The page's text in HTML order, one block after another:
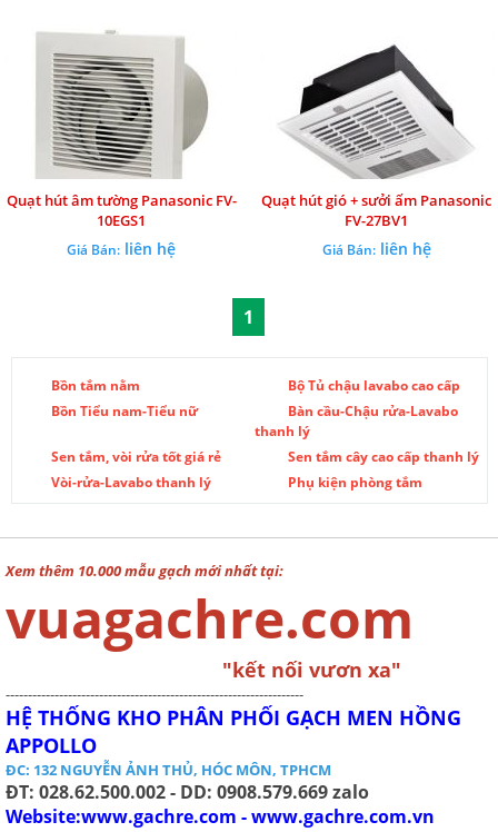
Quạt hút âm tường Panasonic FV-
10EGS1
Giá Bán: liên hệ
Quạt hút gió + sưởi ấm Panasonic
FV-27BV1
Giá Bán:liên hệ
1
Bồn tắm nằm
Bộ Tủ chậu lavabo cao cấp
Bồn Tiểu nam-Tiểu nữ
Bàn cầu-Chậu rửa-Lavabo
thanh lý
Sen tắm, vòi rửa tốt giá rẻ
Sen tắm cây cao cấp thanh lý
Vòi-rửa-Lavabo thanh lý
Phụ kiện phòng tắm
Xem thêm 10.000 mẫu gạch mới nhất tại:
vuagachre.com
"kết nối vươn xa"
-------------------------------------------------------------------
HỆ THỐNG KHO PHÂN PHỐI GẠCH MEN HỒNG
APPOLLO
ĐC: 132 NGUYỄN ẢNH THỦ, HÓC MÔN, TPHCM
ĐT: 028.62.500.002 - DD: 0908.579.669 zalo
Website:www.gachre.com - www.gachre.com.vn